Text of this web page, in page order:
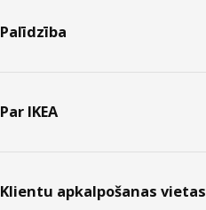
Palīdzība
Par IKEA
Klientu apkalpošanas vietas